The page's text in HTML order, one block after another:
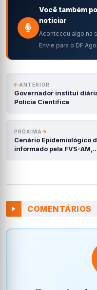
Você também
noticiar
Aconteceu algo na
Envie para o DF
ANTERIOR
Governador institui
Polícia Científica
PRÓXIMA
Cenário Epidemiológico
informado pela FVS-
COMENTÁRIOS